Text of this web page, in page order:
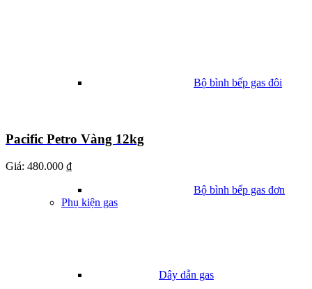
Bộ bình bếp gas đôi
Bộ bình bếp gas đơn
Phụ kiện gas
Dây dẫn gas
Pacific Petro Vàng 12kg
Giá: 480.000 ₫